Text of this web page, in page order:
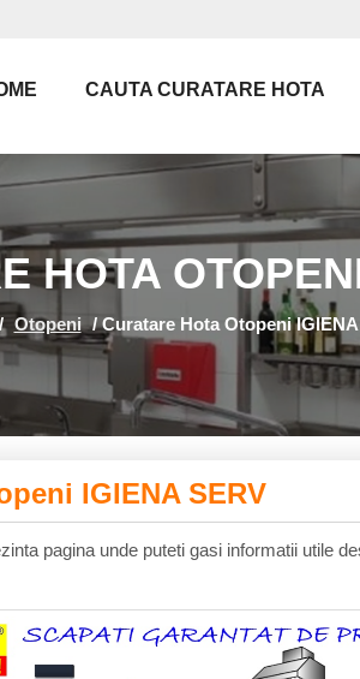
CAUTA CURATARE HOTA
HOTA
Otopeni /Curatare Hota Otopeni IGIENA
IGIENA SERV
pagina unde puteti gasi informatii utile